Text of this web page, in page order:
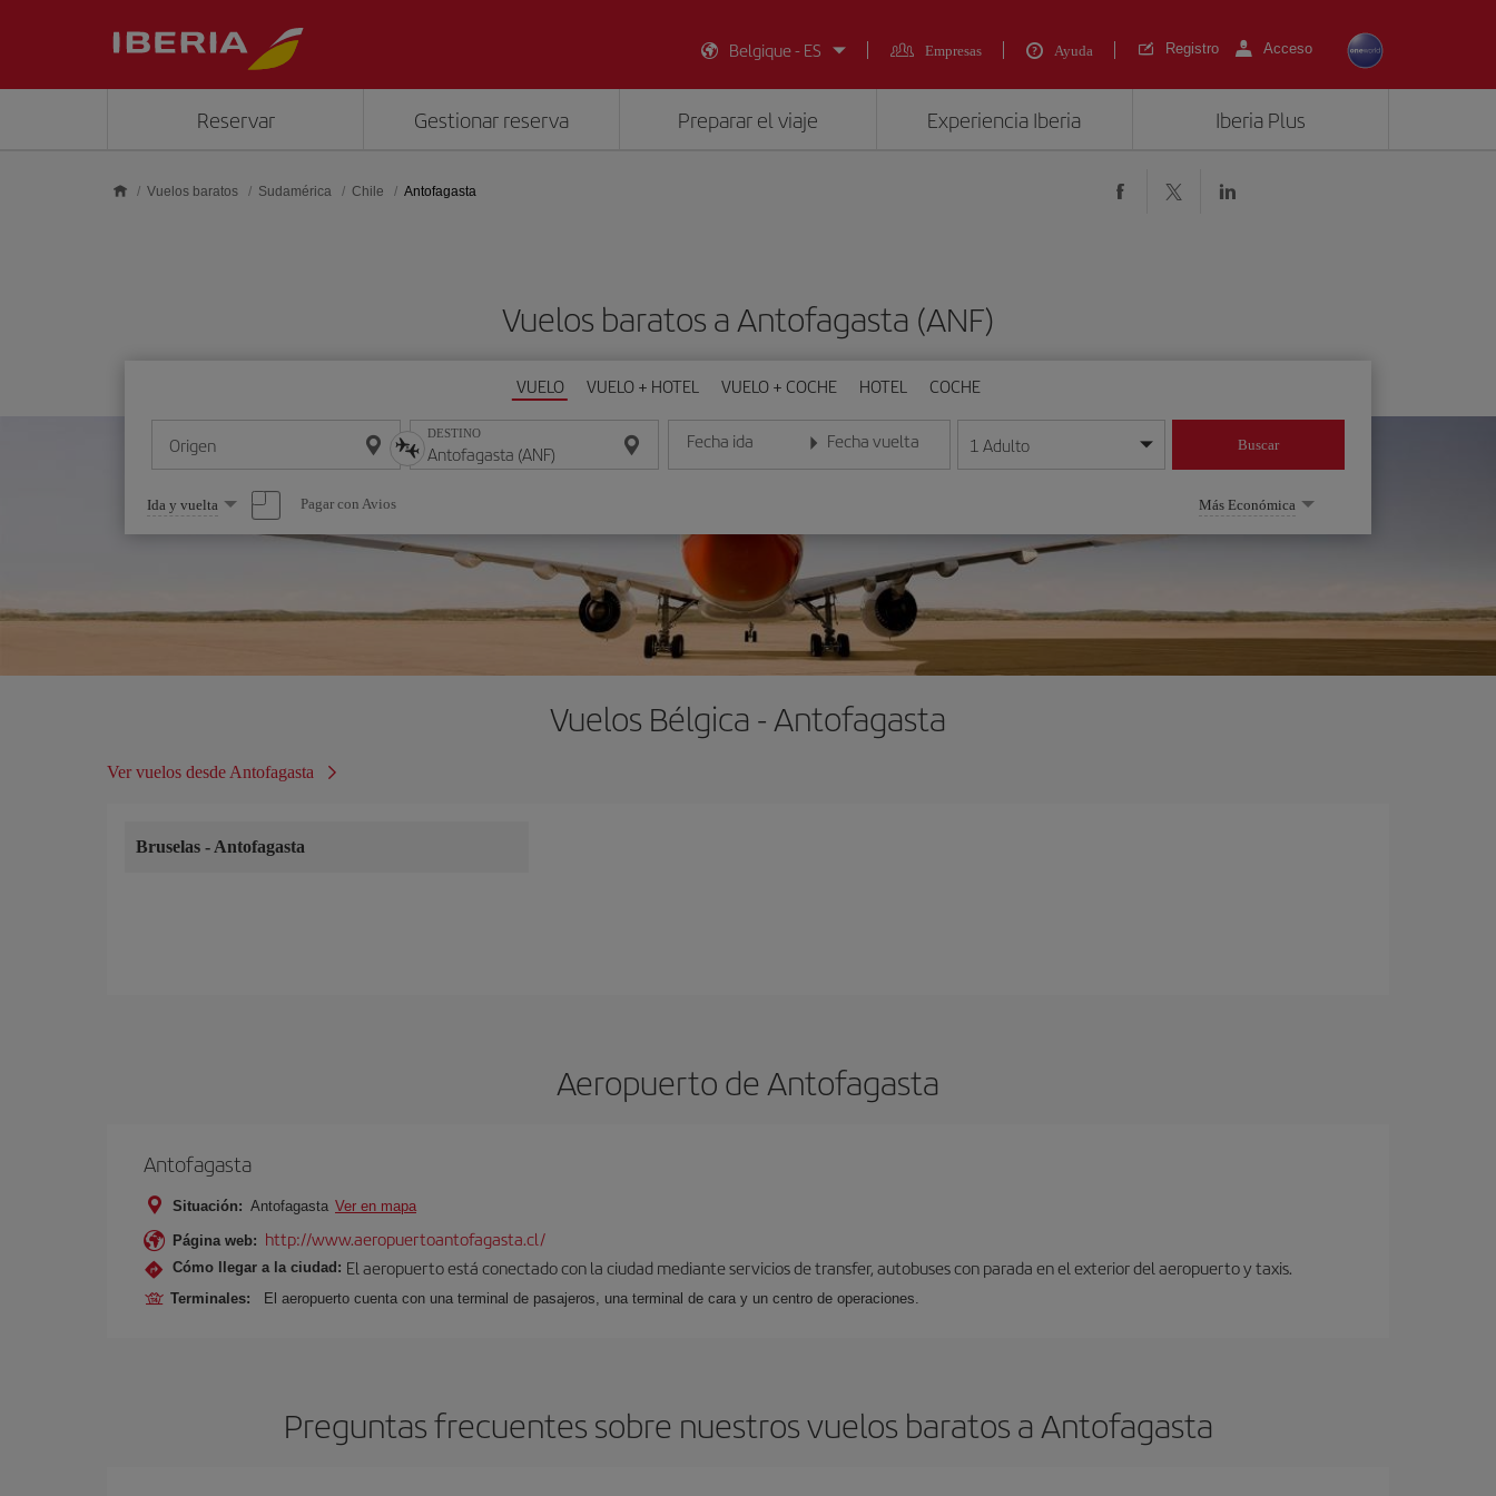
Belgique - ES
Empresas Ayuda Registro Acceso
Reservar Gestionar reserva Preparar el viaje Experiencia Iberia Iberia Plus
Vuelos baratos Sudamérica Chile Antofagasta
Vuelos baratos a Antofagasta (ANF)
VUELO VUELO + HOTEL VUELO + COCHE HOTEL COCHE
Origen DESTINO Fecha ida
Introduce la fecha en formato día/mes/año
Fecha vuelta
Introduce la fecha en formato día/mes/año
1 Adulto Buscar
Seleccione
una
opción
Ida y vuelta Pagar con Avios Más Económica
Vuelos Bélgica - Antofagasta
Ver vuelos desde Antofagasta
Bruselas - Antofagasta
Aeropuerto de Antofagasta
Antofagasta
Situación: Antofagasta Ver en mapa
Página web: http://www.aeropuertoantofagasta.cl/
Cómo llegar a la ciudad: El aeropuerto está conectado con la ciudad mediante servicios de transfer, autobuses con parada en el exterior del aeropuerto y taxis.
Terminales: El aeropuerto cuenta con una terminal de pasajeros, una terminal de cara y un centro de operaciones.
Preguntas frecuentes sobre nuestros vuelos baratos a Antofagasta